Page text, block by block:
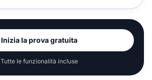
Inizia la prova gratuita
Tutte le funzionalità incluse